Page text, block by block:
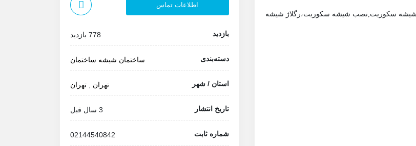
شیشه سکوریت,نصب شیشه سکوریت،رگلاژ شیشه
اطلاعات تماس
بازدید 778 بازدید
دسته‌بندی ساختمان شیشه ساختمان
استان / شهر تهران تهران
تاریخ انتشار 3 سال قبل
شماره ثابت 02144540842